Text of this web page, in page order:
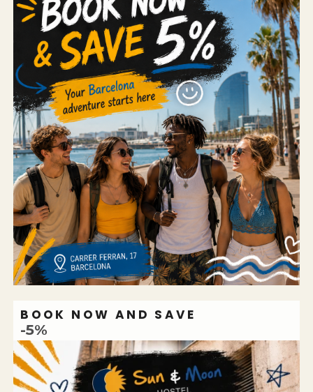
BOOK NOW AND SAVE
-5%